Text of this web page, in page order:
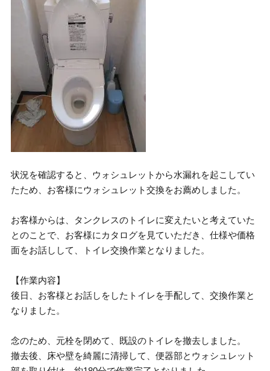
状況を確認すると、ウォシュレットから水漏れを起こしてい
たため、お客様にウォシュレット交換をお薦めしました。
お客様からは、タンクレスのトイレに変えたいと考えていた
とのことで、お客様にカタログを見ていただき、仕様や価格
面をお話しして、トイレ交換作業となりました。
【作業内容】
後日、お客様とお話しをしたトイレを手配して、交換作業と
なりました。
念のため、元栓を閉めて、既設のトイレを撤去しました。
撤去後、床や壁を綺麗に清掃して、便器部とウォシュレット